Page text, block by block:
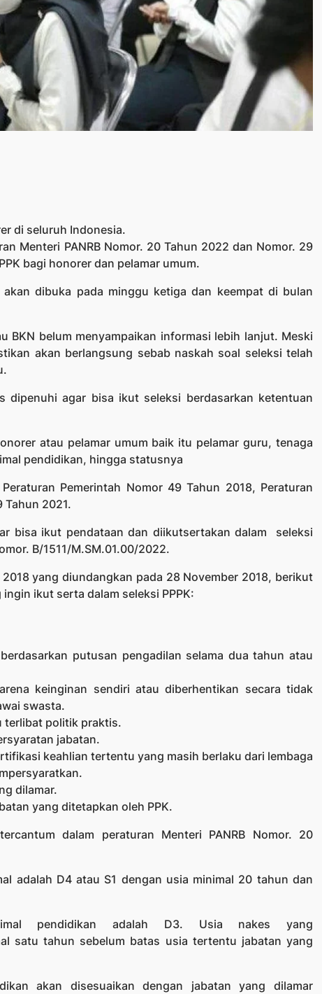
di seluruh Indonesia.
Menteri PANRB Nomor. 20 Tahun 2022 dan Nomor. 29
bagi honorer dan pelamar umum.
dibuka pada minggu ketiga dan keempat di bulan
BKN belum menyampaikan informasi lebih lanjut. Meski
akan berlangsung sebab naskah soal seleksi telah
agar bisa ikut seleksi berdasarkan ketentuan
atau pelamar umum baik itu pelamar guru, tenaga
pendidikan, hingga statusnya
Pemerintah Nomor 49 Tahun 2018, Peraturan
Tahun 2021.
bisa ikut pendataan dan diikutsertakan dalam seleksi
B/1511/M.SM.01.00/2022.
yang diundangkan pada 28 November 2018, berikut
ikut serta dalam seleksi PPPK:
putusan pengadilan selama dua tahun atau
keinginan sendiri atau diberhentikan secara tidak
swasta.
terlibat politik praktis.
jabatan.
keahlian tertentu yang masih berlaku dari lembaga
dilamar.
yang ditetapkan oleh PPK.
dalam peraturan Menteri PANRB Nomor. 20
adalah D4 atau S1 dengan usia minimal 20 tahun dan
pendidikan adalah D3. Usia nakes yang
satu tahun sebelum batas usia tertentu jabatan yang
akan disesuaikan dengan jabatan yang dilamar